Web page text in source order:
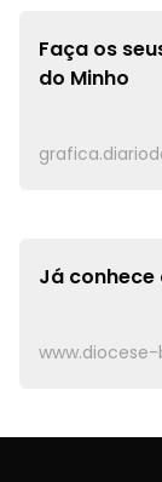
Faça os
do Minho
Já conhece